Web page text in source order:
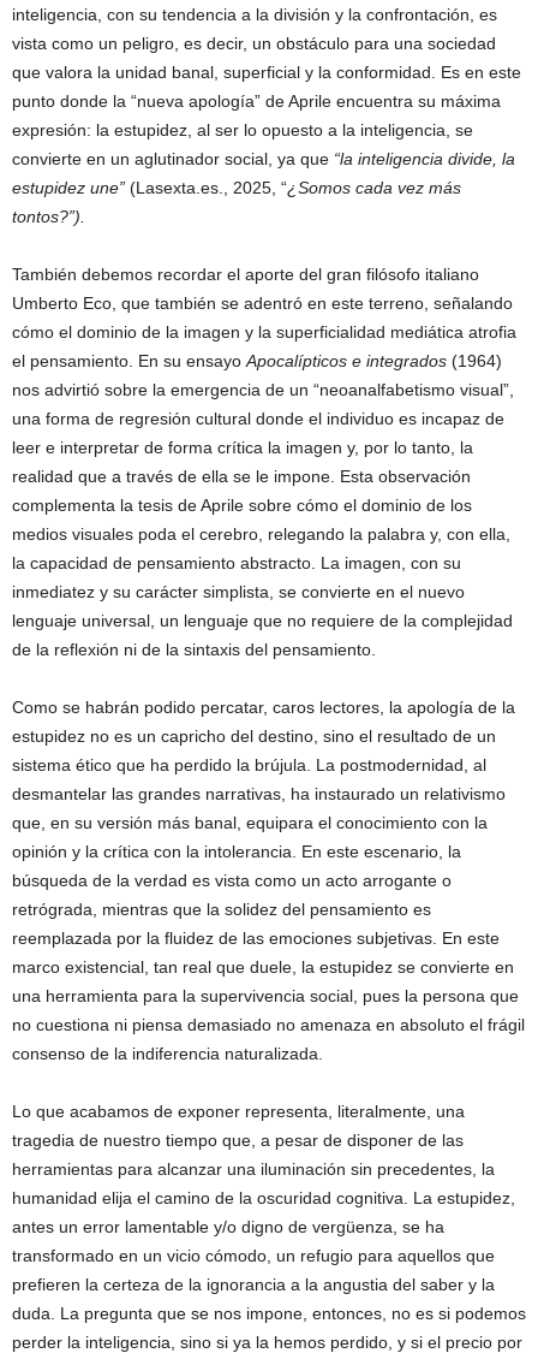
inteligencia, con su tendencia a la división y la confrontación, es
vista como un peligro, es decir, un obstáculo para una sociedad
que valora la unidad banal, superficial y la conformidad. Es en este
punto donde la “nueva apología” de Aprile encuentra su máxima
expresión: la estupidez, al ser lo opuesto a la inteligencia, se
convierte en un aglutinador social, ya que “la inteligencia divide, la
estupidez une” (Lasexta.es., 2025, “¿Somos cada vez más
tontos?”).
También debemos recordar el aporte del gran filósofo italiano
Umberto Eco, que también se adentró en este terreno, señalando
cómo el dominio de la imagen y la superficialidad mediática atrofia
el pensamiento. En su ensayo Apocalípticos e integrados (1964)
nos advirtió sobre la emergencia de un “neoanalfabetismo visual”,
una forma de regresión cultural donde el individuo es incapaz de
leer e interpretar de forma crítica la imagen y, por lo tanto, la
realidad que a través de ella se le impone. Esta observación
complementa la tesis de Aprile sobre cómo el dominio de los
medios visuales poda el cerebro, relegando la palabra y, con ella,
la capacidad de pensamiento abstracto. La imagen, con su
inmediatez y su carácter simplista, se convierte en el nuevo
lenguaje universal, un lenguaje que no requiere de la complejidad
de la reflexión ni de la sintaxis del pensamiento.
Como se habrán podido percatar, caros lectores, la apología de la
estupidez no es un capricho del destino, sino el resultado de un
sistema ético que ha perdido la brújula. La postmodernidad, al
desmantelar las grandes narrativas, ha instaurado un relativismo
que, en su versión más banal, equipara el conocimiento con la
opinión y la crítica con la intolerancia. En este escenario, la
búsqueda de la verdad es vista como un acto arrogante o
retrógrada, mientras que la solidez del pensamiento es
reemplazada por la fluidez de las emociones subjetivas. En este
marco existencial, tan real que duele, la estupidez se convierte en
una herramienta para la supervivencia social, pues la persona que
no cuestiona ni piensa demasiado no amenaza en absoluto el frágil
consenso de la indiferencia naturalizada.
Lo que acabamos de exponer representa, literalmente, una
tragedia de nuestro tiempo que, a pesar de disponer de las
herramientas para alcanzar una iluminación sin precedentes, la
humanidad elija el camino de la oscuridad cognitiva. La estupidez,
antes un error lamentable y/o digno de vergüenza, se ha
transformado en un vicio cómodo, un refugio para aquellos que
prefieren la certeza de la ignorancia a la angustia del saber y la
duda. La pregunta que se nos impone, entonces, no es si podemos
perder la inteligencia, sino si ya la hemos perdido, y si el precio por